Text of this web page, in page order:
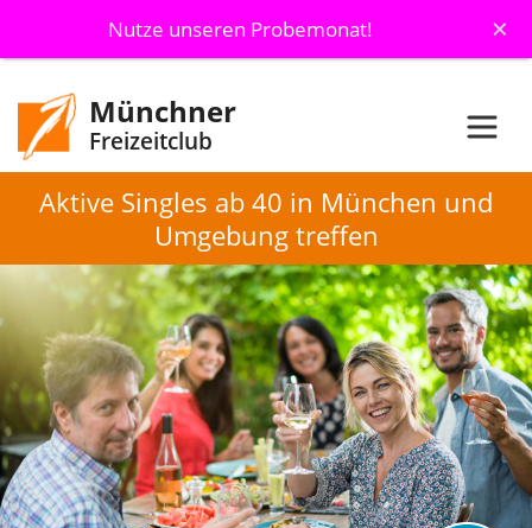
Nutze unseren Probemonat! ×
Münchner
Freizeitclub
Aktive Singles ab 40 in München und
Umgebung treffen